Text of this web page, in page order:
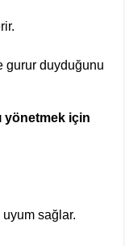
gurur duyduğunu
yönetmek için
sağlar.